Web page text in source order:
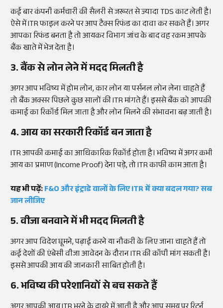
कई बार कंपनी कर्मचारी की सैलरी से जरूरत से ज्यादा TDS काट लेती है।
ऐसे में ITR फाइल करने पर आप टैक्स रिफंड का दावा कर सकते हैं। अगर
आपका रिफंड बनता है तो आयकर विभाग जांच के बाद वह रकम आपके
बैंक खाते में भेज देता है।
3. बैंक से लोन लेने में मदद मिलती है
अगर आप भविष्य में होम लोन, कार लोन या पर्सनल लोन लेना चाहते हैं
तो बैंक अक्सर पिछले कुछ सालों की ITR मांगते हैं। इससे बैंक को आपकी
कमाई का रिकॉर्ड मिल जाता है और लोन मिलने की संभावना बढ़ जाती है।
4. आय का सरकारी रिकॉर्ड बन जाता है
ITR आपकी कमाई का आधिकारिक रिकॉर्ड होता है। भविष्य में अगर कभी
आय का प्रमाण (Income Proof) देना पड़े, तो ITR काफी काम आता है।
यह भी पढ़ें:F&O और इंट्राडे वालों के लिए ITR में क्या बदल गया? सब
जान लीजिए
5. वीजा बनवाने में भी मदद मिलती है
अगर आप विदेश घूमने, पढ़ाई करने या नौकरी के लिए जाना चाहते हैं तो
कई देशों की एंबेसी वीजा आवेदन के दौरान ITR की कॉपी मांग सकती है।
इससे आपकी आय की जानकारी साबित होती है।
6. भविष्य की परेशानियों से बच सकते हैं